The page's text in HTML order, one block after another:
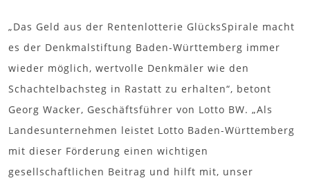
„Das Geld aus der Rentenlotterie GlücksSpirale macht
es der Denkmalstiftung Baden-Württemberg immer
wieder möglich, wertvolle Denkmäler wie den
Schachtelbachsteg in Rastatt zu erhalten“, betont
Georg Wacker, Geschäftsführer von Lotto BW. „Als
Landesunternehmen leistet Lotto Baden-Württemberg
mit dieser Förderung einen wichtigen
gesellschaftlichen Beitrag und hilft mit, unser